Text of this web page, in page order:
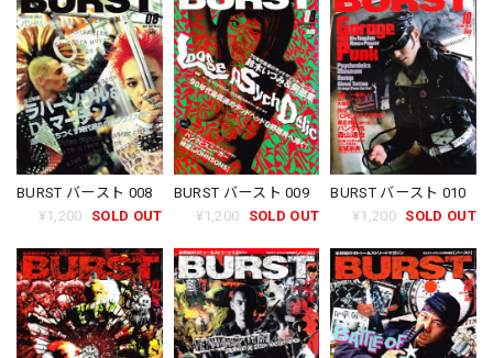
BURST バースト 008
¥1,200
SOLD OUT
BURST バースト 009
¥1,200
SOLD OUT
BURST バースト 010
¥1,200 SOLD OUT